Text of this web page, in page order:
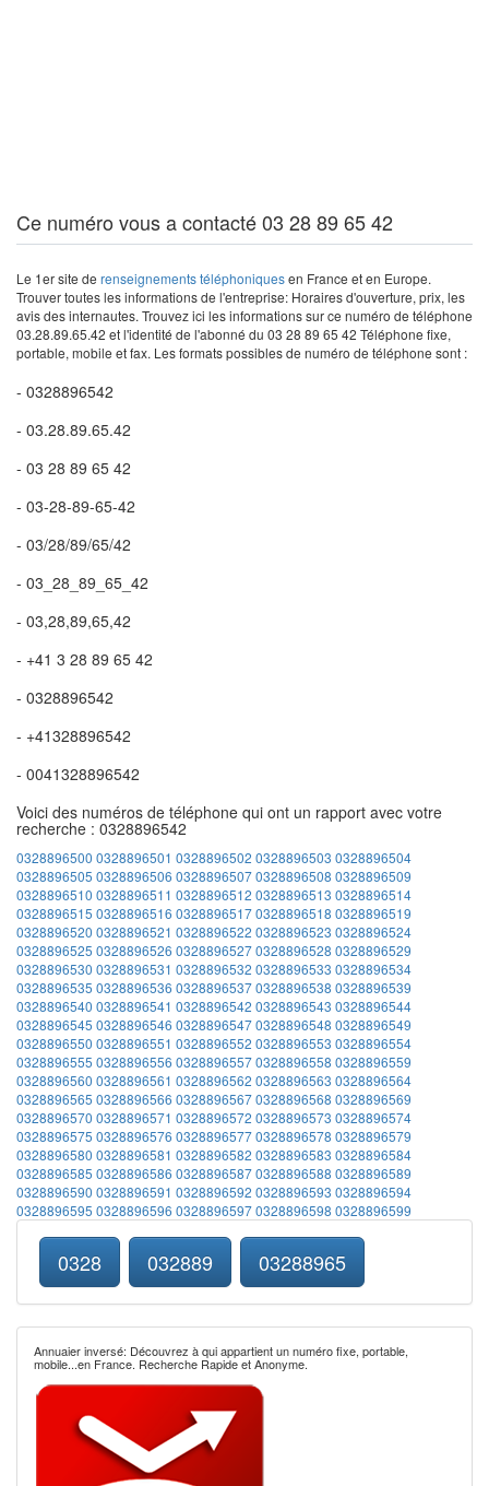
Ce numéro vous a contacté 03 28 89 65 42
Le 1er site de renseignements téléphoniquesen France et en Europe.
Trouver toutes les informations de l'entreprise: Horaires d'ouverture, prix, les
avis des internautes. Trouvez ici les informations sur ce numéro de téléphone
03.28.89.65.42 et l'identité de l'abonné du 03 28 89 65 42 Téléphone fixe,
portable, mobile et fax. Les formats possibles de numéro de téléphone sont :
- 0328896542
- 03.28.89.65.42
- 03 28 89 65 42
- 03-28-89-65-42
- 03/28/89/65/42
- 03_28_89_65_42
- 03,28,89,65,42
- +41 3 28 89 65 42
- 0328896542
- +41328896542
- 0041328896542
Voici des numéros de téléphone qui ont un rapport avec votre
recherche : 0328896542
0328896500 0328896501 0328896502 0328896503 0328896504
0328896505 0328896506 03288965070328896508 0328896509
0328896510 0328896511 0328896512 0328896513 0328896514
0328896515 0328896516 03288965170328896518 0328896519
0328896520 0328896521 0328896522 0328896523 0328896524
0328896525 0328896526 03288965270328896528 0328896529
0328896530 0328896531 0328896532 0328896533 0328896534
0328896535 0328896536 03288965370328896538 0328896539
0328896540 0328896541 0328896542 0328896543 0328896544
0328896545 0328896546 03288965470328896548 0328896549
0328896550 0328896551 0328896552 0328896553 0328896554
0328896555 0328896556 03288965570328896558 0328896559
0328896560 0328896561 0328896562 0328896563 0328896564
0328896565 0328896566 03288965670328896568 0328896569
0328896570 0328896571 0328896572 0328896573 0328896574
0328896575 0328896576 03288965770328896578 0328896579
0328896580 0328896581 0328896582 0328896583 0328896584
0328896585 0328896586 03288965870328896588 0328896589
0328896590 0328896591 0328896592 0328896593 0328896594
0328896595 0328896596 03288965970328896598 0328896599
0328 032889 03288965
Annuaier inversé: Découvrez à qui appartient un numéro fixe, portable,
mobile...en France. Recherche Rapide et Anonyme.